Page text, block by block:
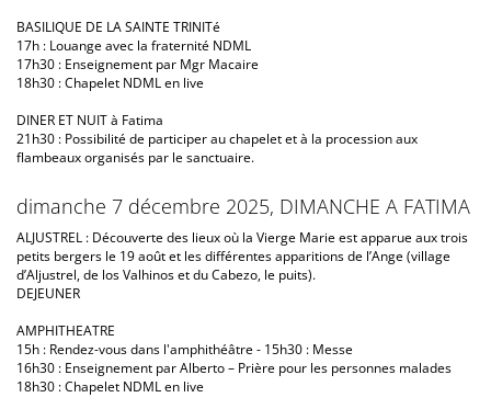
BASILIQUE DE LA SAINTE TRINITé
17h : Louange avec la fraternité NDML
17h30 : Enseignement par Mgr Macaire
18h30 : Chapelet NDML en live
DINER ET NUIT à Fatima
21h30 : Possibilité de participer au chapelet et à la procession aux
flambeaux organisés par le sanctuaire.
dimanche 7 décembre 2025, DIMANCHE A FATIMA
ALJUSTREL : Découverte des lieux où la Vierge Marie est apparue aux trois
petits bergers le 19 août et les différentes apparitions de l’Ange (village
d’Aljustrel, de los Valhinos et du Cabezo, le puits).
DEJEUNER
AMPHITHEATRE
15h : Rendez-vous dans l'amphithéâtre - 15h30 : Messe
16h30 : Enseignement par Alberto – Prière pour les personnes malades
18h30 : Chapelet NDML en live